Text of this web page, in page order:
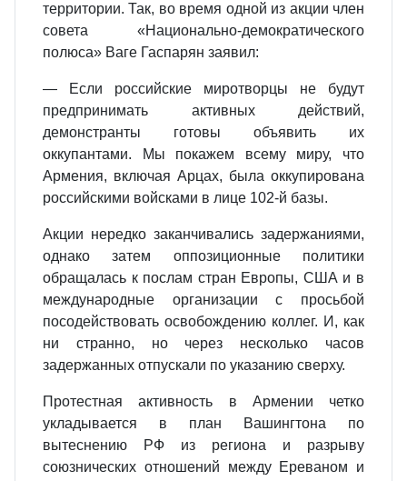
территории. Так, во время одной из акции член
совета «Национально-демократического
полюса» Ваге Гаспарян заявил:
— Если российские миротворцы не будут
предпринимать активных действий,
демонстранты готовы объявить их
оккупантами. Мы покажем всему миру, что
Армения, включая Арцах, была оккупирована
российскими войсками в лице 102-й базы.
Акции нередко заканчивались задержаниями,
однако затем оппозиционные политики
обращалась к послам стран Европы, США и в
международные организации с просьбой
посодействовать освобождению коллег. И, как
ни странно, но через несколько часов
задержанных отпускали по указанию сверху.
Протестная активность в Армении четко
укладывается в план Вашингтона по
вытеснению РФ из региона и разрыву
союзнических отношений между Ереваном и